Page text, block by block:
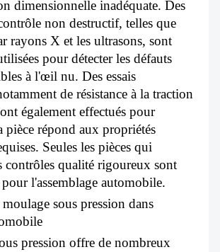
dimensionnelle inadéquate. Des
non destructif, telles que
rayons X et les ultrasons, sont
pour détecter les défauts
à l'œil nu. Des essais
de résistance à la traction
également effectués pour
pièce répond aux propriétés
Seules les pièces qui
contrôles qualité rigoureux sont
l'assemblage automobile.
sous pression dans
pression offre de nombreux